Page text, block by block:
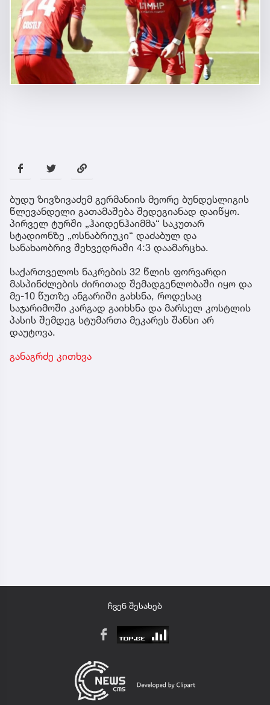
ბუდუ ზივზივაძემ გერმანიის მეორე ბუნდესლიგის
წლევანდელი გათამაშება შედეგიანად დაიწყო.
პირველ ტურში „ჰაიდენჰაიმმა“ საკუთარ
სტადიონზე „ოსნაბრიუკი“ დაძაბულ და
სანახაობრივ შეხვედრაში 4:3 დაამარცხა.
საქართველოს ნაკრების 32 წლის ფორვარდი
მასპინძლების ძირითად შემადგენლობაში იყო და
მე-10 წუთზე ანგარიში გახსნა, როდესაც
საჯარიმოში კარგად გაიხსნა და მარსელ კოსტლის
პასის შემდეგ სტუმართა მეკარეს შანსი არ
დაუტოვა.
განაგრძე კითხვა
ჩვენ შესახებ